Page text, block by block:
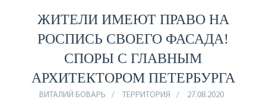
ЖИТЕЛИ ИМЕЮТ ПРАВО НА
РОСПИСЬ СВОЕГО ФАСАДА!
СПОРЫ С ГЛАВНЫМ
АРХИТЕКТОРОМ ПЕТЕРБУРГА
ВИТАЛИЙ БОВАРЬ ТЕРРИТОРИЯ 27.08.2020